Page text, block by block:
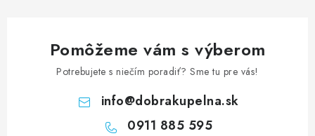
Pomôžeme vám s výberom
Potrebujete s niečím poradiť? Sme tu pre vás!
info@dobrakupelna.sk
0911 885 595